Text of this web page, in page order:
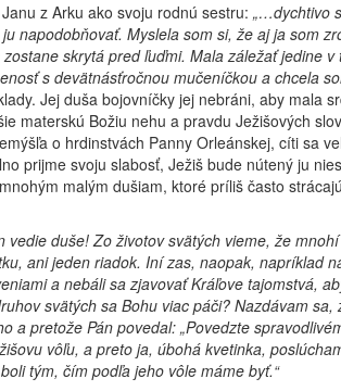
z Arku ako svoju rodnú sestru: „…dychtivo
napodobňovať. Myslela som si, že aj ja som
skrytá pred ľuďmi. Mala záležať jedine
s devätnásťročnou mučeníčkou a chcela
Jej duša bojovníčky jej nebráni, aby mala
materskú Božiu nehu a pravdu Ježišových
o hrdinstvách Panny Orleánskej, cíti sa
prijme svoju slabosť, Ježiš bude nútený ju
malým dušiam, ktoré príliš často
vedie duše! Zo životov svätých vieme, že
ani jeden riadok. Iní zas, nao­pak, napríklad
a nebáli sa zjavovať Krá­ľove tajomstvá,
svätých sa Bohu viac páči? Nazdávam
a pretože Pán povedal: „Povedzte
vôľu, a preto ja, úbohá kvetinka,
tým, čím podľa je­ho vôle máme byť.“